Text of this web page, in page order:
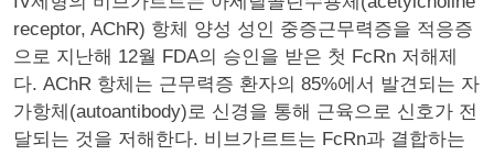
receptor, AChR) 항체 양성 성인 중증근무력증을 적응증
으로 지난해 12월 FDA의 승인을 받은 첫 FcRn 저해제
다. AChR 항체는 근무력증 환자의 85%에서 발견되는 자
가항체(autoantibody)로 신경을 통해 근육으로 신호가 전
달되는 것을 저해한다. 비브가르트는 FcRn과 결합하는